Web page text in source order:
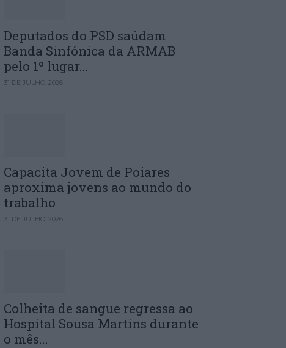
Deputados do PSD saúdam
Banda Sinfónica da ARMAB
pelo 1º lugar...
31 DE JULHO, 2026
Capacita Jovem de Poiares
aproxima jovens ao mundo do
trabalho
31 DE JULHO, 2026
Colheita de sangue regressa ao
Hospital Sousa Martins durante
o mês...